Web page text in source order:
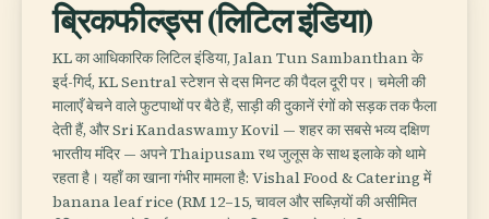
ब्रिकफील्ड्स (लिटिल इंडिया)
KL का आधिकारिक लिटिल इंडिया, Jalan Tun Sambanthan के
इर्द-गिर्द, KL Sentral स्टेशन से दस मिनट की पैदल दूरी पर। चमेली की
मालाएँ बेचने वाले फुटपाथों पर बैठे हैं, साड़ी की दुकानें रंगों को सड़क तक फैला
देती हैं, और Sri Kandaswamy Kovil — शहर का सबसे भव्य दक्षिण
भारतीय मंदिर — अपने Thaipusam रथ जुलूस के साथ इलाके को थामे
रहता है। यहाँ का खाना गंभीर मामला है: Vishal Food & Catering में
banana leaf rice (RM 12–15, चावल और सब्ज़ियों की असीमित